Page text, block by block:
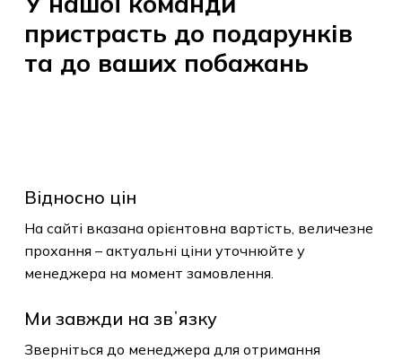
У кошику немає
пристрасть до подарунків
та до ваших побажань
Відносно цін
На сайті вказана орієнтовна вартість, величезне
прохання – актуальні ціни уточнюйте у
менеджера на момент замовлення.
Ми завжди на звʼязку
Зверніться до менеджера для отримання